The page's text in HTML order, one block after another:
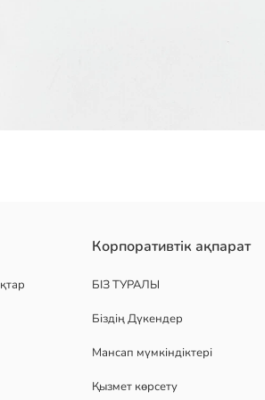
Корпоративтік ақпарат
БІЗ ТУРАЛЫ
Біздің Дүкендер
Мансап мүмкіндіктері
Қызмет көрсету